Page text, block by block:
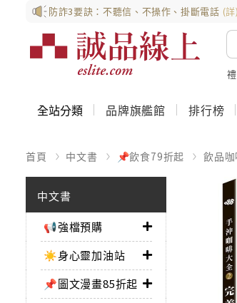
防詐3要訣：不聽信、不操作、掛斷電話 (詳)
全站分類 品牌旗艦館 排行榜
首頁 中文書 📌飲食79折起 飲品
中文書
📢強檔預購
☀️身心靈加油站
📌圖文漫畫85折起